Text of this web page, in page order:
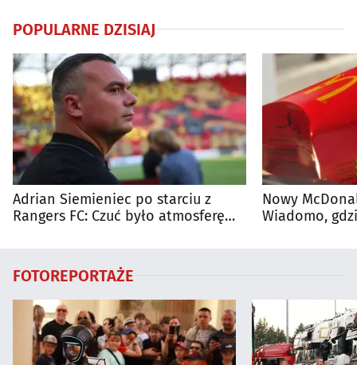
POPULARNE DZISIAJ
Adrian Siemieniec po starciu z
Rangers FC: Czuć było atmosferę
Nowy
Wiadomo,
FOTOREPORTAŻE